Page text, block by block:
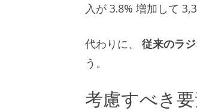
入が 3.8% 増加して
代わりに、 従来のラ
う。
考慮すべき